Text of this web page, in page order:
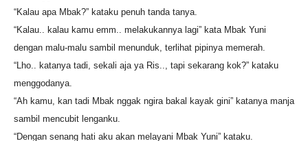
“Kalau apa Mbak?” kataku penuh tanda tanya.
“Kalau.. kalau kamu emm.. melakukannya lagi” kata Mbak Yuni
dengan malu-malu sambil menunduk, terlihat pipinya memerah.
“Lho.. katanya tadi, sekali aja ya Ris.., tapi sekarang kok?” kataku
menggodanya.
“Ah kamu, kan tadi Mbak nggak ngira bakal kayak gini” katanya manja
sambil mencubit lenganku.
“Dengan senang hati aku akan melayani Mbak Yuni” kataku.